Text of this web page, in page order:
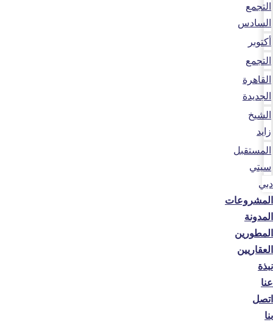
التجمع
السادس
أكتوبر
التجمع
القاهرة
الجديدة
الشيخ
زايد
المستقبل
سيتي
دبي
المشروعات
المدونة
المطورين
العقاريين
نبذة
عنا
اتصل
بنا